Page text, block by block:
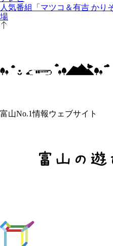
人気番組「マツコ＆有吉 かり
場
富山No.1情報ウェブサイト